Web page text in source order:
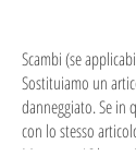
Scambi (se
Sostituiamo un
danneggiato. Se in
con lo stesso